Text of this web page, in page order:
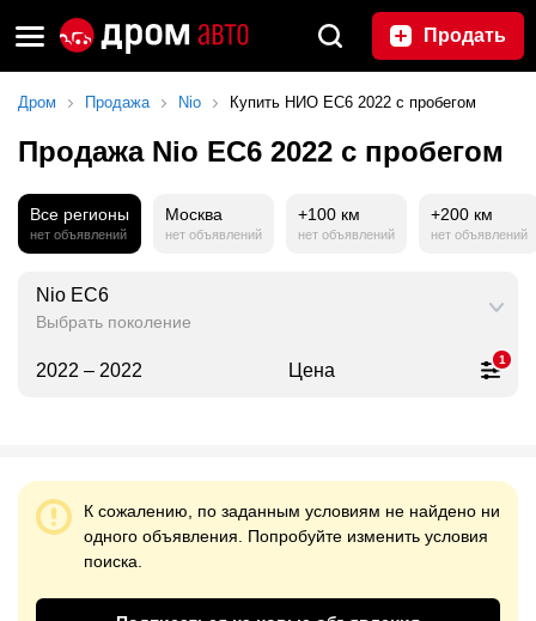
Продать
Дром Продажа Nio Купить НИО ЕС6 2022 с пробегом
Продажа Nio EC6 2022 с пробегом
Все регионы
нет объявлений
Москва
нет объявлений
+100 км
нет объявлений
+200 км
нет объявлений
Nio EC6
Выбрать поколение
2022 – 2022 Цена 1
К сожалению, по заданным условиям не найдено ни
одного объявления. Попробуйте изменить условия
поиска.